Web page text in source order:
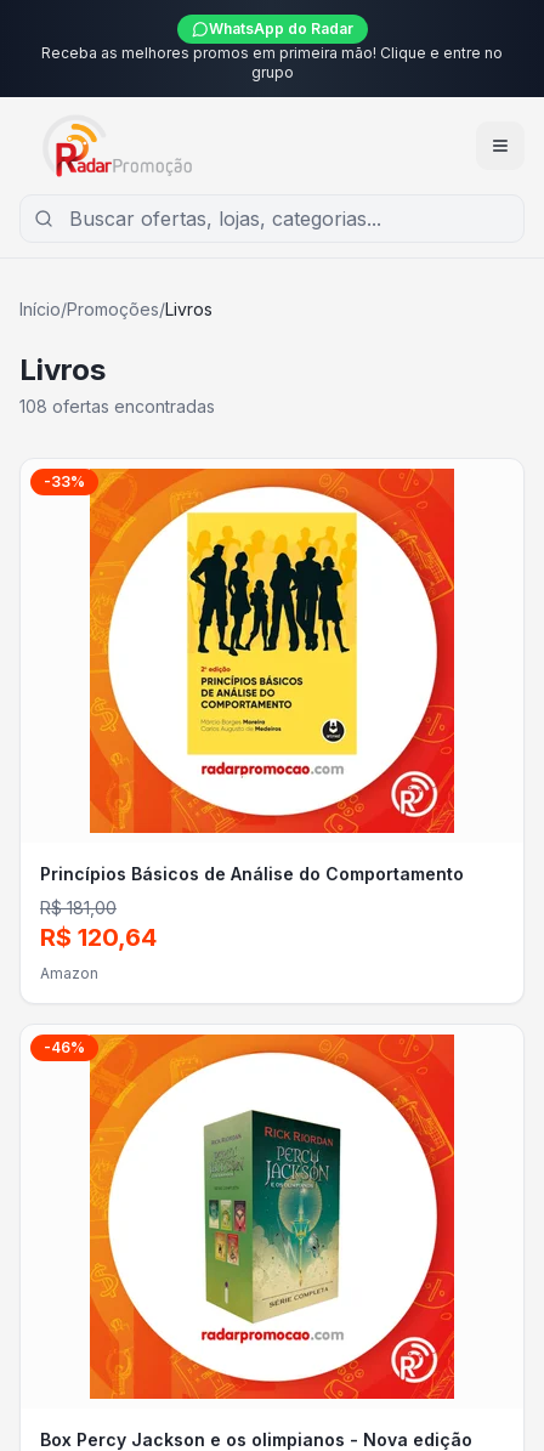
WhatsApp do Radar
Receba as melhores promos em primeira mão! Clique e entre no
grupo
Início/Promoções/Livros
Livros
108 ofertas encontradas
-33%
Princípios Básicos de Análise do Comportamento
R$ 181,00
R$ 120,64
Amazon
-46%
Box Percy Jackson e os olimpianos - Nova edição